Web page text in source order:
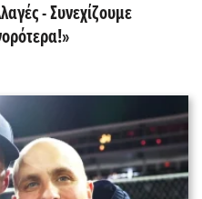
- Συνεχίζουμε